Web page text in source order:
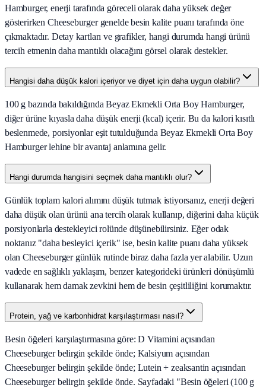
Hamburger, enerji tarafında göreceli olarak daha yüksek değer
gösterirken Cheeseburger genelde besin kalite puanı tarafında öne
çıkmaktadır. Detay kartları ve grafikler, hangi durumda hangi ürünü
tercih etmenin daha mantıklı olacağını görsel olarak destekler.
Hangisi daha düşük kalori içeriyor ve diyet için daha uygun olabilir?
100 g bazında bakıldığında Beyaz Ekmekli Orta Boy Hamburger,
diğer ürüne kıyasla daha düşük enerji (kcal) içerir. Bu da kalori kısıtlı
beslenmede, porsiyonlar eşit tutulduğunda Beyaz Ekmekli Orta Boy
Hamburger lehine bir avantaj anlamına gelir.
Hangi durumda hangisini seçmek daha mantıklı olur?
Günlük toplam kalori alımını düşük tutmak istiyorsanız, enerji değeri
daha düşük olan ürünü ana tercih olarak kullanıp, diğerini daha küçük
porsiyonlarla destekleyici rolünde düşünebilirsiniz. Eğer odak
noktanız "daha besleyici içerik" ise, besin kalite puanı daha yüksek
olan Cheeseburger günlük rutinde biraz daha fazla yer alabilir. Uzun
vadede en sağlıklı yaklaşım, benzer kategorideki ürünleri dönüşümlü
kullanarak hem damak zevkini hem de besin çeşitliliğini korumaktır.
Protein, yağ ve karbonhidrat karşılaştırması nasıl?
Besin öğeleri karşılaştırmasına göre: D Vitamini açısından
Cheeseburger belirgin şekilde önde; Kalsiyum açısından
Cheeseburger belirgin şekilde önde; Lutein + zeaksantin açısından
Cheeseburger belirgin şekilde önde. Sayfadaki "Besin öğeleri (100 g